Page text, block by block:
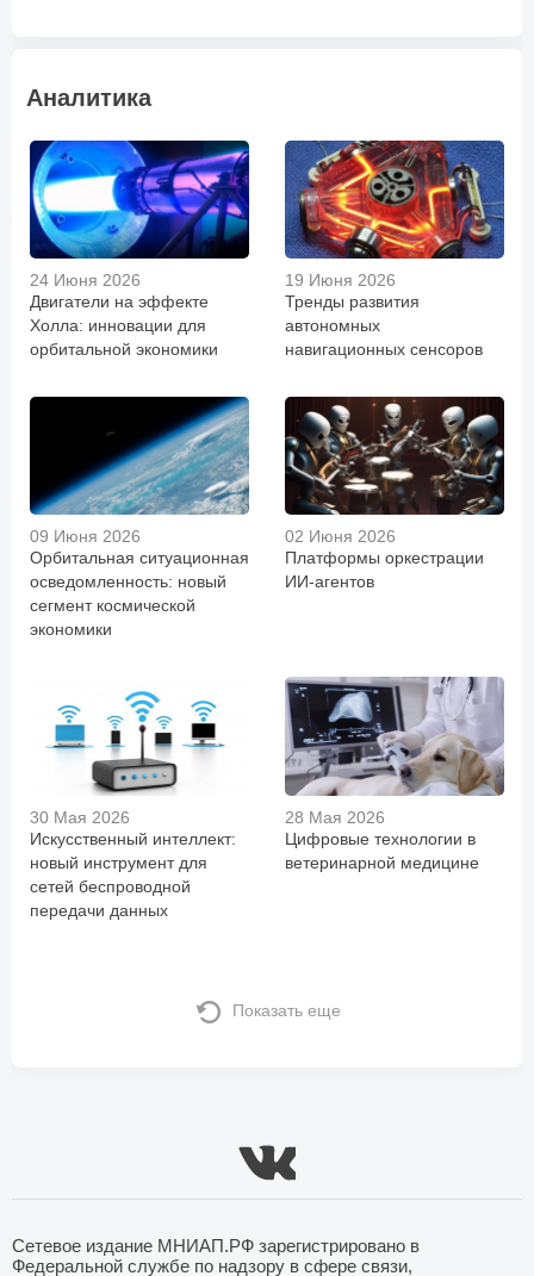
Аналитика
24 Июня 2026
Двигатели на эффекте
Холла: инновации для
орбитальной экономики
19 Июня 2026
Тренды развития
автономных
навигационных сенсоров
09 Июня 2026
Орбитальная ситуационная
осведомленность: новый
сегмент космической
экономики
02 Июня 2026
Платформы оркестрации
ИИ-агентов
30 Мая 2026
Искусственный интеллект:
новый инструмент для
сетей беспроводной
передачи данных
28 Мая 2026
Цифровые технологии в
ветеринарной медицине
Показать еще
Сетевое издание МНИАП.РФ зарегистрировано в
Федеральной службе по надзору в сфере связи,